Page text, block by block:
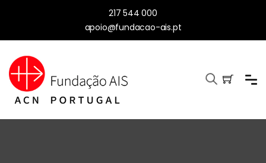
217 544 000
apoio@fundacao-ais.pt